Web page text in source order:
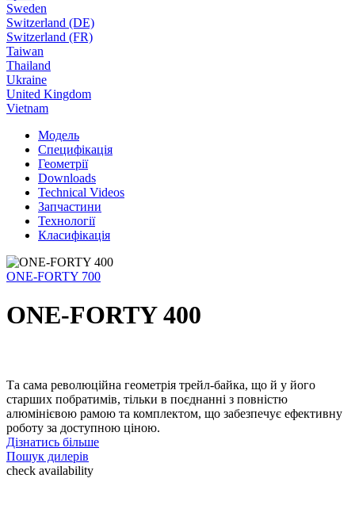
Sweden
Switzerland (DE)
Switzerland (FR)
Taiwan
Thailand
Ukraine
United Kingdom
Vietnam
Модель
Специфікація
Геометрії
Downloads
Technical Videos
Запчастини
Технології
Класифікація
ONE-FORTY 700
ONE-FORTY 400
Та сама революційна геометрія трейл-байка, що й у його
старших побратимів, тільки в поєднанні з повністю
алюмінієвою рамою та комплектом, що забезпечує ефективну
роботу за доступною ціною.
Дізнатись більше
Пошук дилерів
check availability